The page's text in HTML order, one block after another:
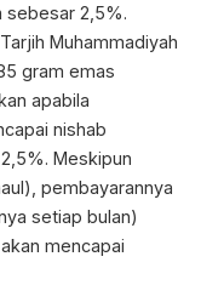
sebesar 2,5%.
Muhammadiyah
gram emas
apabila
nishab
Meskipun
pembayarannya
setiap bulan)
mencapai